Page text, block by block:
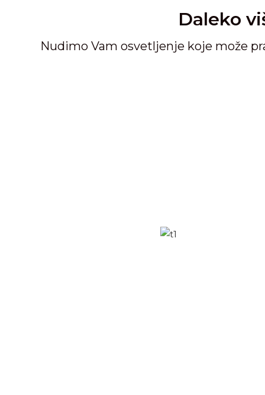
Daleko
Nudimo Vam osvetljenje koje može